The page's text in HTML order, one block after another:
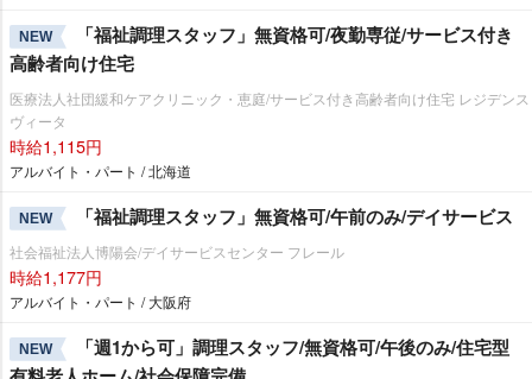
NEW
「福祉調理スタッフ」無資格可/夜勤専従/サービス付き
高齢者向け住宅
医療法人社団緩和ケアクリニック・恵庭/サービス付き高齢者向け住宅 レジデンス
ヴィータ
時給1,115円
アルバイト・パート / 北海道
NEW 「福祉調理スタッフ」無資格可/午前のみ/デイサービス
社会福祉法人博陽会/デイサービスセンター フレール
時給1,177円
アルバイト・パート / 大阪府
NEW
「週1から可」調理スタッフ/無資格可/午後のみ/住宅型